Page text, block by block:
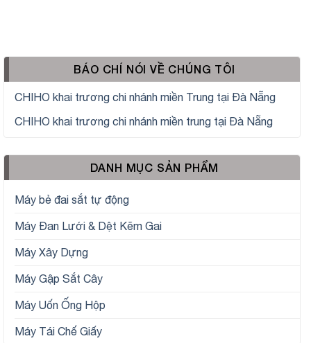
BÁO CHÍ NÓI VỀ CHÚNG TÔI
CHIHO khai trương chi nhánh miền Trung tại Đà Nẵng
CHIHO khai trương chi nhánh miền trung tại Đà Nẵng
DANH MỤC SẢN PHẨM
Máy bẻ đai sắt tự động
Máy Đan Lưới & Dệt Kẽm Gai
Máy Xây Dựng
Máy Gập Sắt Cây
Máy Uốn Ống Hộp
Máy Tái Chế Giấy